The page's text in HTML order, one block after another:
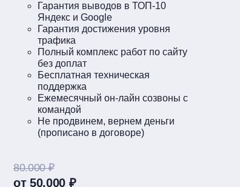
Гарантия выводов в ТОП-10
Яндекс и Google
Гарантия достижения уровня
трафика
Полный комплекс работ по сайту
без доплат
Бесплатная техническая
поддержка
Ежемесячный он-лайн созвоны с
командой
Не продвинем, вернем деньги
(прописано в договоре)
80.000 ₽
от 50.000 ₽